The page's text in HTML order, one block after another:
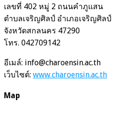
เลขที่ 402 หมู่ 2 ถนนคำภูแสน
ตำบลเจริญศิลป์ อำเภอเจริญศิลป์
จังหวัดสกลนคร 47290
โทร. 042709142
อีเมล์: info@charoensin.ac.th
เว็บไซต์: www.charoensin.ac.th
Map